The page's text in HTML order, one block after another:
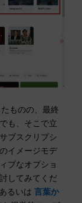
ものの、最終
も、そこで立
ブスクリプシ
イメージモデ
ブなオプショ
してみてくだ
あるいは言葉か